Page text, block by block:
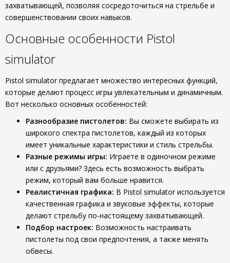
захватывающей, позволяя сосредоточиться на стрельбе и
совершенствовании своих навыков.
Основные особенности Pistol
simulator
Pistol simulator предлагает множество интересных функций,
которые делают процесс игры увлекательным и динамичным.
Вот несколько основных особенностей:
Разнообразие пистолетов: Вы сможете выбирать из
широкого спектра пистолетов, каждый из которых
имеет уникальные характеристики и стиль стрельбы.
Разные режимы игры: Играете в одиночном режиме
или с друзьями? Здесь есть возможность выбрать
режим, который вам больше нравится.
Реалистичная графика: В Pistol simulator используется
качественная графика и звуковые эффекты, которые
делают стрельбу по-настоящему захватывающей.
Подбор настроек: Возможность настраивать
пистолеты под свои предпочтения, а также менять
обвесы.